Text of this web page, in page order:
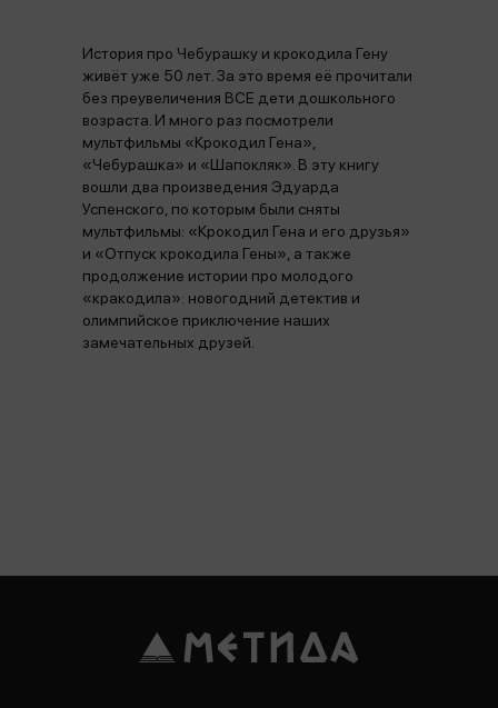
История про Чебурашку и крокодила Гену
живёт уже 50 лет. За это время её прочитали
без преувеличения ВСЕ дети дошкольного
возраста. И много раз посмотрели
мультфильмы «Крокодил Гена»,
«Чебурашка» и «Шапокляк». В эту книгу
вошли два произведения Эдуарда
Успенского, по которым были сняты
мультфильмы: «Крокодил Гена и его друзья»
и «Отпуск крокодила Гены», а также
продолжение истории про молодого
«кракодила»: новогодний детектив и
олимпийское приключение наших
замечательных друзей.